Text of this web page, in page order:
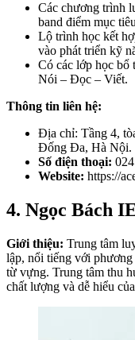
Các chương trình
band điểm mục
Lộ trình học kết
vào phát triển kỹ
Có các lớp học bổ
Nói – Đọc – Viết.
Thông tin liên hệ:
Địa chỉ: Tầng 4,
Đống Đa, Hà Nội.
Số điện thoại:
Website: https://
4. Ngọc Bách
Giới thiệu: Trung tâm
lập, nổi tiếng với
từ vựng. Trung tâm thu
chất lượng và dễ hiểu